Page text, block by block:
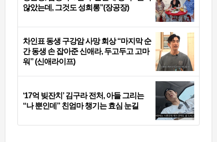
않았는데, 그것도 성희롱”(장공장)
차인표 동생 구강암 사망 회상 “마지막 순
간 동생 손 잡아준 신애라, 두고두고 고마
워” (신애라이프)
‘17억 빚잔치’ 김구라 전처, 아들 그리는
“나 뿐인데” 친엄마 챙기는 효심 눈길